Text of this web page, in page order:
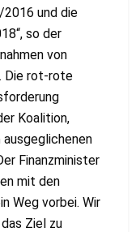
und die
so der
von
Die rot-rote
Koalition,
ausgeglichenen
Finanzminister
mit den
Weg vorbei. Wir
Ziel zu